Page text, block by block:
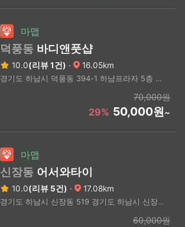
마맵
덕풍동 바디앤풋샵
10.0(리뷰 1건) · 16.05km
경기도 하남시 덕풍동 394-1 하남프라자 5층 505호
70,000원
29% 50,000원~
마맵
신장동 어서와타이
10.0(리뷰 5건) · 17.08km
경기도 하남시 신장동 519 경기도 하남시 신장동 519 2층 203호
60,000원